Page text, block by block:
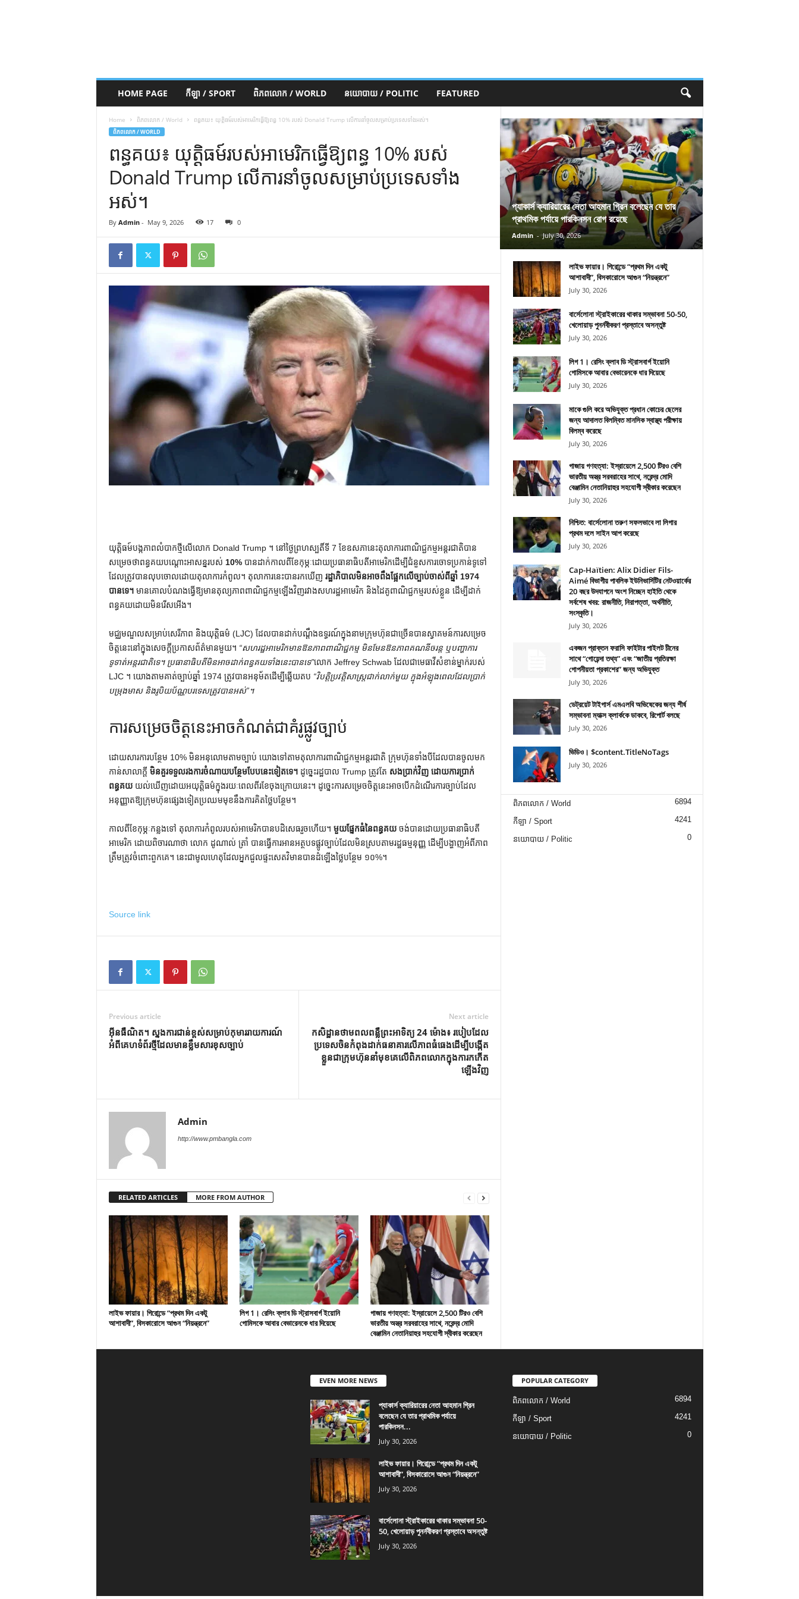
HOME PAGE កីឡា / SPORT ពិភពលោក / WORLD នយោបាយ / POLITIC FEATURED
Home ពិភពលោក / World ពន្ធគយ៖ យុត្តិធម៍របស់អាមេរិកធ្វើឱ្យពន្ធ 10% របស់ Donald Trump លើការនាំចូលសម្រាប់ប្រទេសទាំងអស់។
ពិភពលោក / WORLD
ពន្ធគយ៖ យុត្តិធម៍របស់អាមេរិកធ្វើឱ្យពន្ធ 10% របស់
Donald Trump លើការនាំចូលសម្រាប់ប្រទេសទាំង
អស់។
By Admin- May 9, 2026 17 0
យុត្តិធម៍បង្កភាពលំបាកថ្មីលើលោក Donald Trump ។ នៅ​ថ្ងៃ​ព្រហស្បតិ៍​ទី 7 ខែ​ឧសភា​នេះ​តុលាការ​ពាណិជ្ជកម្ម​អន្តរជាតិ​បាន​
សម្រេច​ថា​ពន្ធ​គយ​បណ្តោះអាសន្ន​របស់ 10%បានដាក់កាលពីខែកុម្ភៈដោយប្រធានាធិបតីអាមេរិកដើម្បីជំនួសការចោទប្រកាន់ទូទៅ
ដែលត្រូវបានលុបចោលដោយតុលាការកំពូល។ តុលាការនេះបានរកឃើញ រដ្ឋាភិបាលមិនអាចពឹងផ្អែកលើច្បាប់ចាស់ពីឆ្នាំ 1974
បានទេ។ មានគោលបំណងធ្វើឱ្យមានតុល្យភាពពាណិជ្ជកម្មឡើងវិញរវាងសហរដ្ឋអាមេរិក និងដៃគូពាណិជ្ជកម្មរបស់ខ្លួន ដើម្បីដាក់
ពន្ធគយដោយមិនរើសអើង។
មជ្ឈមណ្ឌលសម្រាប់សេរីភាព និងយុត្តិធម៌ (LJC) ដែលបានដាក់បណ្តឹងឧទ្ធរណ៍ក្នុងនាមក្រុមហ៊ុនជាច្រើនបានស្វាគមន៍ការសម្រេច
ចិត្តនេះនៅក្នុងសេចក្តីប្រកាសព័ត៌មានមួយ។ “សហរដ្ឋអាមេរិកមានឱនភាពពាណិជ្ជកម្ម មិនមែនឱនភាពគណនីចរន្ត ឬបញ្ហាការ
ទូទាត់អន្តរជាតិទេ។ ប្រធានាធិបតីមិនអាចដាក់ពន្ធគយទាំងនេះបានទេ”លោក Jeffrey Schwab ដែលជាមេធាវីសំខាន់ម្នាក់របស់
LJC ។ យោងតាមគាត់ច្បាប់ឆ្នាំ 1974 ត្រូវបានអនុម័តដើម្បីឆ្លើយតប “វិបត្តិប្រវត្តិសាស្ត្រជាក់លាក់មួយ ក្នុងអំឡុងពេលដែលប្រាក់
បម្រុងមាស និងរូបិយប័ណ្ណបរទេសត្រូវបានអស់”។
ការ​សម្រេច​ចិត្ត​នេះ​អាច​កំណត់​ជា​គំរូ​ផ្លូវ​ច្បាប់
ដោយសារការបន្ថែម 10% មិនអនុលោមតាមច្បាប់ យោងទៅតាមតុលាការពាណិជ្ជកម្មអន្តរជាតិ ក្រុមហ៊ុនទាំងបីដែលបានចូលមក
កាន់សាលាក្តី មិនគួរទទួលរងការចំណាយបន្ថែមបែបនេះទៀតទេ។ដូច្នេះរដ្ឋបាល Trump ត្រូវតែ សងប្រាក់វិញ ដោយការប្រាក់
ពន្ធគយយល់ឃើញដោយអយុត្តិធម៌ក្នុងរយៈពេលពីរខែចុងក្រោយនេះ។ ដូច្នេះការសម្រេចចិត្តនេះអាចបើកដំណើរការច្បាប់ដែល
អនុញ្ញាតឱ្យក្រុមហ៊ុនផ្សេងទៀតប្រឈមមុខនឹងការគិតថ្លៃបន្ថែម។
កាល​ពី​ខែ​កុម្ភៈ​កន្លង​ទៅ តុលាការ​កំពូល​របស់​អាមេរិក​បាន​បដិសេធ​រួច​ហើយ។ មួយផ្នែកធំនៃពន្ធគយចង់​បាន​ដោយ​ប្រធានាធិបតី​
អាមេរិក ដោយ​ពិចារណា​ថា លោក ដូណាល់ ត្រាំ បាន​ធ្វើ​ការ​អាន​អត្ថបទ​ផ្លូវ​ច្បាប់​ដែល​មិន​ស្រប​តាម​រដ្ឋធម្មនុញ្ញ ដើម្បី​បង្ហាញ​អំពី​ភាព
ត្រឹមត្រូវ​ចំពោះ​ពួកគេ។ នេះ​ជា​មូលហេតុ​ដែល​អ្នក​ជួល​ផ្ទះ​សេតវិមាន​បាន​ដំឡើង​ថ្លៃ​បន្ថែម ១០%។
Source link
Previous article
អ៊ីនធឺណិត។ ស្នងការជាន់ខ្ពស់សម្រាប់កុមាររាយការណ៍
អំពីគេហទំព័រថ្មីដែលមានខ្លឹមសារខុសច្បាប់
Next article
កសិដ្ឋានថាមពលពន្លឺព្រះអាទិត្យ 24 ម៉ោង៖ របៀបដែល
ប្រទេសចិនកំពុងដាក់ធនាគារលើភាពធំធេងដើម្បីបង្កើត
ខ្លួនជាក្រុមហ៊ុននាំមុខគេលើពិភពលោកក្នុងការកកើត
ឡើងវិញ
Admin
http://www.pmbangla.com
RELATED ARTICLES MORE FROM AUTHOR
লাইভ ফায়ার। গিরোন্ডে “প্রথম দিন একটু
আশাবাদী”, বিসকারোসে আগুন “নিয়ন্ত্রনে”
লিগ 1। রেসিং ক্লাব ডি স্ট্রাসবার্গ ইয়োনি
গোমিসকে আবার বেভারেনকে ধার দিয়েছে
গাজায় গণহত্যা: ইস্রায়েলে 2,500 টিরও বেশি
ভারতীয় অস্ত্র সরবরাহের সাথে, নরেন্দ্র মোদি
বেঞ্জামিন নেতানিয়াহুর সহযোগী স্বীকার করেছেন
প্যাকার্স ক্যারিয়ারের নেতা আহমান গ্রিন বলেছেন যে তার
প্রাথমিক পর্যায়ে পারকিনসন রোগ রয়েছে
Admin - July 30, 2026
লাইভ ফায়ার। গিরোন্ডে “প্রথম দিন একটু
আশাবাদী”, বিসকারোসে আগুন “নিয়ন্ত্রনে”
July 30, 2026
বার্সেলোনা স্ট্রাইকারের থাকার সম্ভাবনা 50-50,
খেলোয়াড় পুনর্নবীকরণ প্রস্তাবে অসন্তুষ্ট
July 30, 2026
লিগ 1। রেসিং ক্লাব ডি স্ট্রাসবার্গ ইয়োনি
গোমিসকে আবার বেভারেনকে ধার দিয়েছে
July 30, 2026
মাকে গুলি করে অভিযুক্ত প্রধান কোচের ছেলের
জন্য আদালত বিলম্বিত মানসিক স্বাস্থ্য পরীক্ষায়
বিলম্ব করেছে
July 30, 2026
গাজায় গণহত্যা: ইস্রায়েলে 2,500 টিরও বেশি
ভারতীয় অস্ত্র সরবরাহের সাথে, নরেন্দ্র মোদি
বেঞ্জামিন নেতানিয়াহুর সহযোগী স্বীকার করেছেন
July 30, 2026
নিশ্চিত: বার্সেলোনা তরুণ সফলভাবে লা লিগার
প্রথম দলে সাইন আপ করেছে
July 30, 2026
Cap-Haïtien: Alix Didier Fils-
Aimé বিভাগীয় পাবলিক ইউনিভার্সিটির নেটওয়ার্কের
20 বছর উদযাপনে অংশ নিচ্ছেন হাইতি থেকে
সর্বশেষ খবর: রাজনীতি, নিরাপত্তা, অর্থনীতি,
সংস্কৃতি।
July 30, 2026
একজন প্রাক্তন ফরাসি ফাইটার পাইলট চীনের
সাথে “গোয়েন্দা তথ্য” এবং “জাতীয় প্রতিরক্ষা
গোপনীয়তা প্রকাশের” জন্য অভিযুক্ত
July 30, 2026
ডেট্রয়েট টাইগার্স এমএলবি অভিষেকের জন্য শীর্ষ
সম্ভাবনা ম্যাক্স ক্লার্ককে ডাকবে, রিপোর্ট বলছে
July 30, 2026
ভিডিও। $content.TitleNoTags
July 30, 2026
ពិភពលោក / World 6894
កីឡា / Sport 4241
នយោបាយ / Politic 0
EVEN MORE NEWS
প্যাকার্স ক্যারিয়ারের নেতা আহমান গ্রিন
বলেছেন যে তার প্রাথমিক পর্যায়ে
পারকিনসন...
July 30, 2026
লাইভ ফায়ার। গিরোন্ডে “প্রথম দিন একটু
আশাবাদী”, বিসকারোসে আগুন “নিয়ন্ত্রনে”
July 30, 2026
বার্সেলোনা স্ট্রাইকারের থাকার সম্ভাবনা 50-
50, খেলোয়াড় পুনর্নবীকরণ প্রস্তাবে অসন্তুষ্ট
July 30, 2026
POPULAR CATEGORY
ពិភពលោក / World 6894
កីឡា / Sport 4241
នយោបាយ / Politic 0